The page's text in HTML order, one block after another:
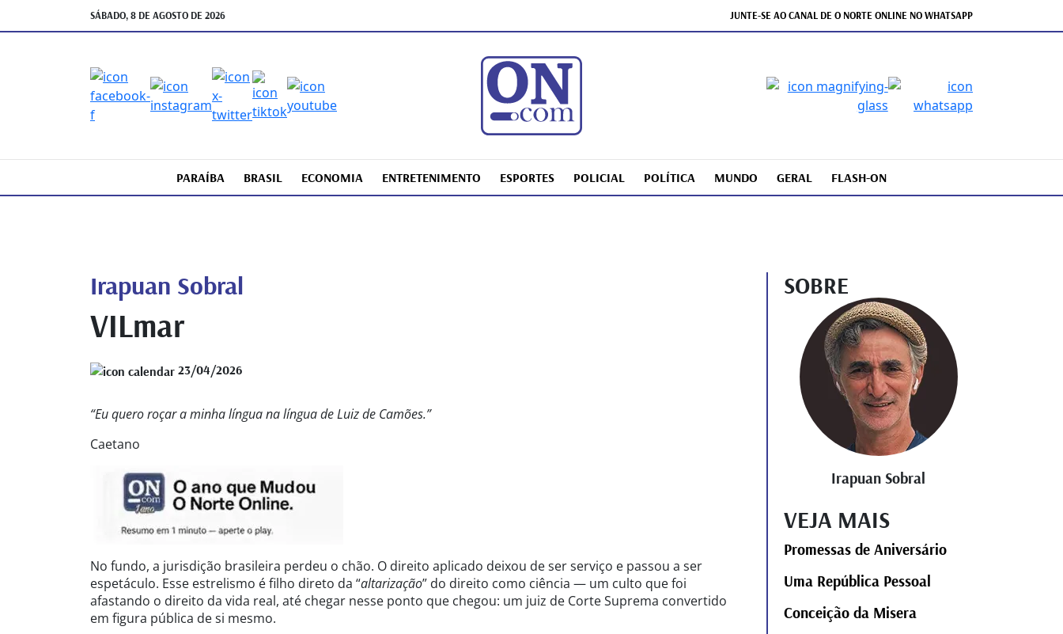
SÁBADO, 8 DE AGOSTO DE 2026 JUNTE-SE AO CANAL DE O NORTE ONLINE NO WHATSAPP
PARAÍBA BRASIL ECONOMIA ENTRETENIMENTO ESPORTES POLICIAL POLÍTICA MUNDO GERAL FLASH-ON
Irapuan Sobral
VILmar
23/04/2026
“Eu quero roçar a minha língua na língua de Luiz de Camões.”
Caetano
No fundo, a jurisdição brasileira perdeu o chão. O direito aplicado deixou de ser serviço e passou a ser
espetáculo. Esse estrelismo é filho direto da “altarização” do direito como ciência — um culto que foi
afastando o direito da vida real, até chegar nesse ponto que chegou: um juiz de Corte Suprema convertido
em figura pública de si mesmo.
SOBRE
Irapuan Sobral
VEJA MAIS
Promessas de Aniversário
Uma República Pessoal
Conceição da Misera